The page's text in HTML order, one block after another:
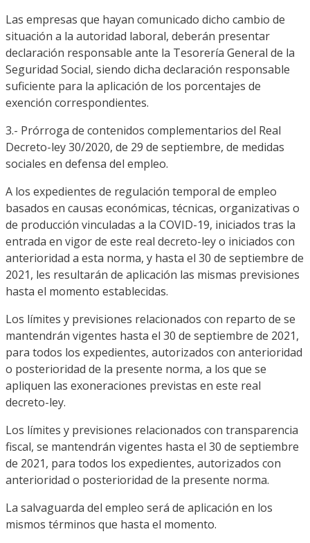
Las empresas que hayan comunicado dicho cambio de
situación a la autoridad laboral, deberán presentar
declaración responsable ante la Tesorería General de la
Seguridad Social, siendo dicha declaración responsable
suficiente para la aplicación de los porcentajes de
exención correspondientes.
3.- Prórroga de contenidos complementarios del Real
Decreto-ley 30/2020, de 29 de septiembre, de medidas
sociales en defensa del empleo.
A los expedientes de regulación temporal de empleo
basados en causas económicas, técnicas, organizativas o
de producción vinculadas a la COVID-19, iniciados tras la
entrada en vigor de este real decreto-ley o iniciados con
anterioridad a esta norma, y hasta el 30 de septiembre de
2021, les resultarán de aplicación las mismas previsiones
hasta el momento establecidas.
Los límites y previsiones relacionados con reparto de se
mantendrán vigentes hasta el 30 de septiembre de 2021,
para todos los expedientes, autorizados con anterioridad
o posterioridad de la presente norma, a los que se
apliquen las exoneraciones previstas en este real
decreto-ley.
Los límites y previsiones relacionados con transparencia
fiscal, se mantendrán vigentes hasta el 30 de septiembre
de 2021, para todos los expedientes, autorizados con
anterioridad o posterioridad de la presente norma.
La salvaguarda del empleo será de aplicación en los
mismos términos que hasta el momento.